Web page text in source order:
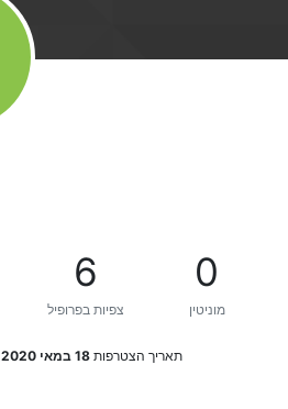
0
מוניטין
6
צפיות בפרופיל
תאריך הצטרפות 18 במאי 2020, 15:47